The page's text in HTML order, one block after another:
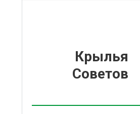
Крылья
Советов